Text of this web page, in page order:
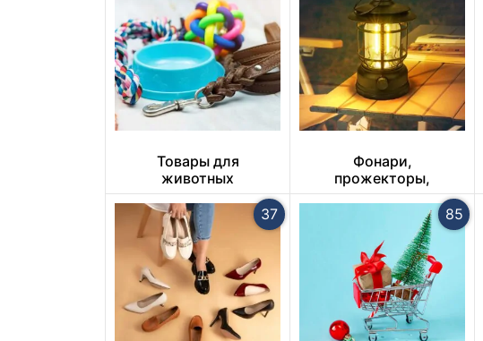
Товары для
животных
Фонари,
прожекторы,
светильники
37 85